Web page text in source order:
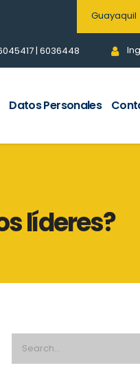
Guayaquil
| 6036448
Datos Personales
líderes?